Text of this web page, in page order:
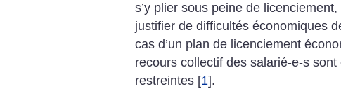
s’y plier sous peine de licenciement,
justifier de difficultés économiques
cas d’un plan de licenciement
recours collectif des salarié-e-s
restreintes [1].